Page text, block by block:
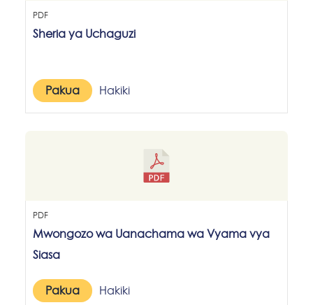
PDF
Sheria ya Uchaguzi
Pakua Hakiki
PDF
Mwongozo wa Uanachama wa Vyama vya
Siasa
Pakua Hakiki